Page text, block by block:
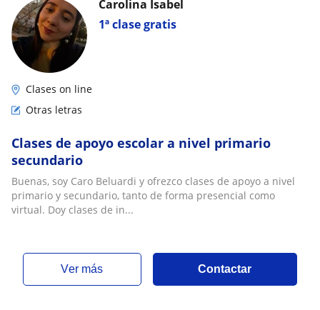
1ª clase gratis
Carolina Isabel
Clases on line
Otras letras
Clases de apoyo escolar a nivel primario
secundario
Buenas, soy Caro Beluardi y ofrezco clases de apoyo a nivel
primario y secundario, tanto de forma presencial como
virtual. Doy clases de in...
ver más Contactar